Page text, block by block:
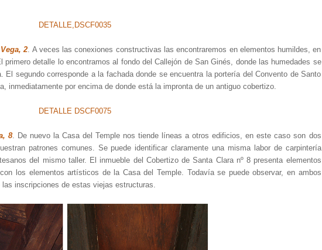
2. A veces las conexiones constructivas las encontraremos en elementos humildes, en
detalle lo encontramos al fondo del Callejón de San Ginés, donde las humedades se
segundo corresponde a la fachada donde se encuentra la portería del Convento de Santo
inmediatamente por encima de donde está la impronta de un antiguo cobertizo.
8. De nuevo la Casa del Temple nos tiende líneas a otros edificios, en este caso son dos
patrones comunes. Se puede identificar claramente una misma labor de carpintería
del mismo taller. El inmueble del Cobertizo de Santa Clara nº 8 presenta elementos
los elementos artísticos de la Casa del Temple. Todavía se puede observar, en ambos
inscripciones de estas viejas estructuras.